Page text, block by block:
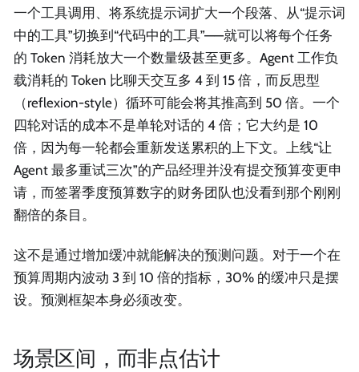
一个工具调用、将系统提示词扩大一个段落、从“提示词
中的工具”切换到“代码中的工具”——就可以将每个任务
的 Token 消耗放大一个数量级甚至更多。Agent 工作负
载消耗的 Token 比聊天交互多 4 到 15 倍，而反思型
（reflexion-style）循环可能会将其推高到 50 倍。一个
四轮对话的成本不是单轮对话的 4 倍；它大约是 10
倍，因为每一轮都会重新发送累积的上下文。上线“让
Agent 最多重试三次”的产品经理并没有提交预算变更申
请，而签署季度预算数字的财务团队也没看到那个刚刚
翻倍的条目。
这不是通过增加缓冲就能解决的预测问题。对于一个在
预算周期内波动 3 到 10 倍的指标，30% 的缓冲只是摆
设。预测框架本身必须改变。
场景区间，而非点估计